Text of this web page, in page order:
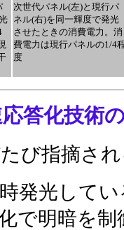
次世代パネル(左)と現行パ
ネル(右)を同一輝度で発光
させたときの消費電力。消
費電力は現行パネルの1/4
度
答化技術
び指摘され
発光して
で明暗を